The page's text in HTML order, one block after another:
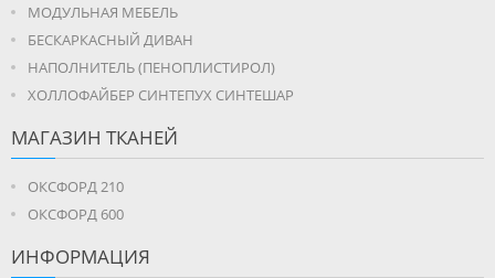
МОДУЛЬНАЯ МЕБЕЛЬ
БЕСКАРКАСНЫЙ ДИВАН
НАПОЛНИТЕЛЬ (ПЕНОПЛИСТИРОЛ)
ХОЛЛОФАЙБЕР СИНТЕПУХ СИНТЕШАР
МАГАЗИН ТКАНЕЙ
ОКСФОРД 210
ОКСФОРД 600
ИНФОРМАЦИЯ